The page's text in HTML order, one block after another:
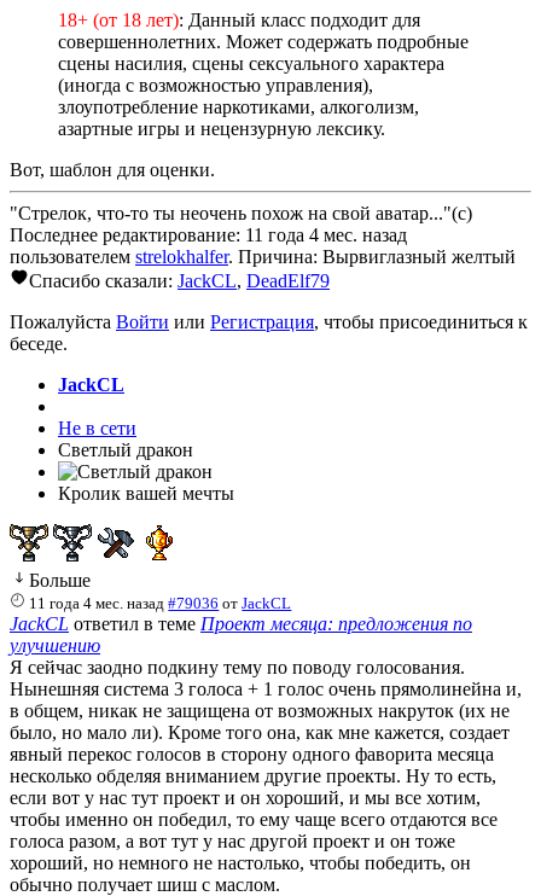
18+ (от 18 лет): Данный класс подходит для
совершеннолетних. Может содержать подробные
сцены насилия, сцены сексуального характера
(иногда с возможностью управления),
злоупотребление наркотиками, алкоголизм,
азартные игры и нецензурную лексику.
Вот, шаблон для оценки.
"Стрелок, что-то ты неочень похож на свой аватар..."(с)
Последнее редактирование: 11 года 4 мес. назад
пользователем strelokhalfer. Причина: Вырвиглазный желтый
Спасибо сказали: JackCL, DeadElf79
Пожалуйста Войти или Регистрация, чтобы присоединиться к
беседе.
JackCL
Не в сети
Светлый дракон
Кролик вашей мечты
Больше
11 года 4 мес. назад #79036 отJackCL
JackCL ответил в теме Проект месяца: предложения по
улучшению
Я сейчас заодно подкину тему по поводу голосования.
Нынешняя система 3 голоса + 1 голос очень прямолинейна и,
в общем, никак не защищена от возможных накруток (их не
было, но мало ли). Кроме того она, как мне кажется, создает
явный перекос голосов в сторону одного фаворита месяца
несколько обделяя вниманием другие проекты. Ну то есть,
если вот у нас тут проект и он хороший, и мы все хотим,
чтобы именно он победил, то ему чаще всего отдаются все
голоса разом, а вот тут у нас другой проект и он тоже
хороший, но немного не настолько, чтобы победить, он
обычно получает шиш с маслом.